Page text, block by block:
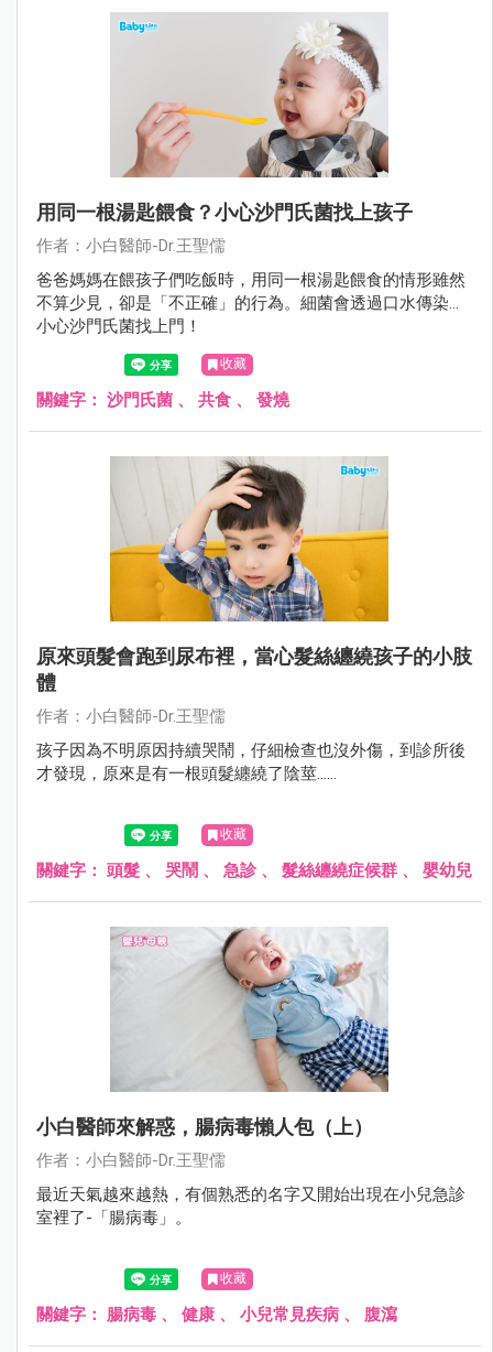
用同一根湯匙餵食？小心沙門氏菌找上孩子
作者：小白醫師-Dr.王聖儒
爸爸媽媽在餵孩子們吃飯時，用同一根湯匙餵食的情形雖然
不算少見，卻是「不正確」的行為。細菌會透過口水傳染…
小心沙門氏菌找上門！
收藏
關鍵字： 沙門氏菌 、 共食 、 發燒
原來頭髮會跑到尿布裡，當心髮絲纏繞孩子的小肢
體
作者：小白醫師-Dr.王聖儒
孩子因為不明原因持續哭鬧，仔細檢查也沒外傷，到診所後
才發現，原來是有一根頭髮纏繞了陰莖......
收藏
關鍵字： 頭髮 、 哭鬧 、 急診 、 髮絲纏繞症候群 、 嬰幼兒
小白醫師來解惑，腸病毒懶人包（上）
作者：小白醫師-Dr.王聖儒
最近天氣越來越熱，有個熟悉的名字又開始出現在小兒急診
室裡了-「腸病毒」。
收藏
關鍵字： 腸病毒 、 健康 、 小兒常見疾病 、 腹瀉